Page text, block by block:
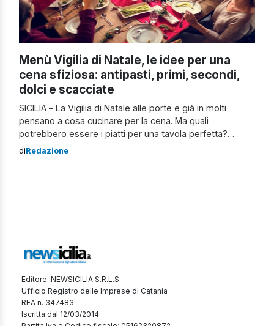
Menù Vigilia di Natale, le idee per una
cena sfiziosa: antipasti, primi, secondi,
dolci e scacciate
SICILIA – La Vigilia di Natale alle porte e già in molti
pensano a cosa cucinare per la cena. Ma quali
potrebbero essere i piatti per una tavola perfetta?
Diverse sono le idee per un menù completo e che risulti
diRedazione
Editore: NEWSICILIA S.R.L.S.
Ufficio Registro delle Imprese di Catania
REA n. 347483
Iscritta dal 12/03/2014